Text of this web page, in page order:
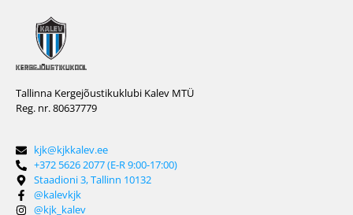
Tallinna Kergejõustikuklubi Kalev MTÜ
Reg. nr. 80637779
kjk@kjkkalev.ee
+372 5626 2077 (E-R 9:00-17:00)
Staadioni 3, Tallinn 10132
@kalevkjk
@kjk_kalev